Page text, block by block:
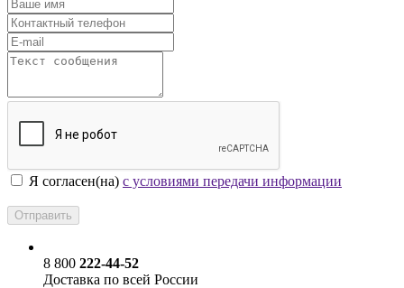
Я согласен(на) с условиями передачи информации
8 800 222-44-52
Доставка по всей России